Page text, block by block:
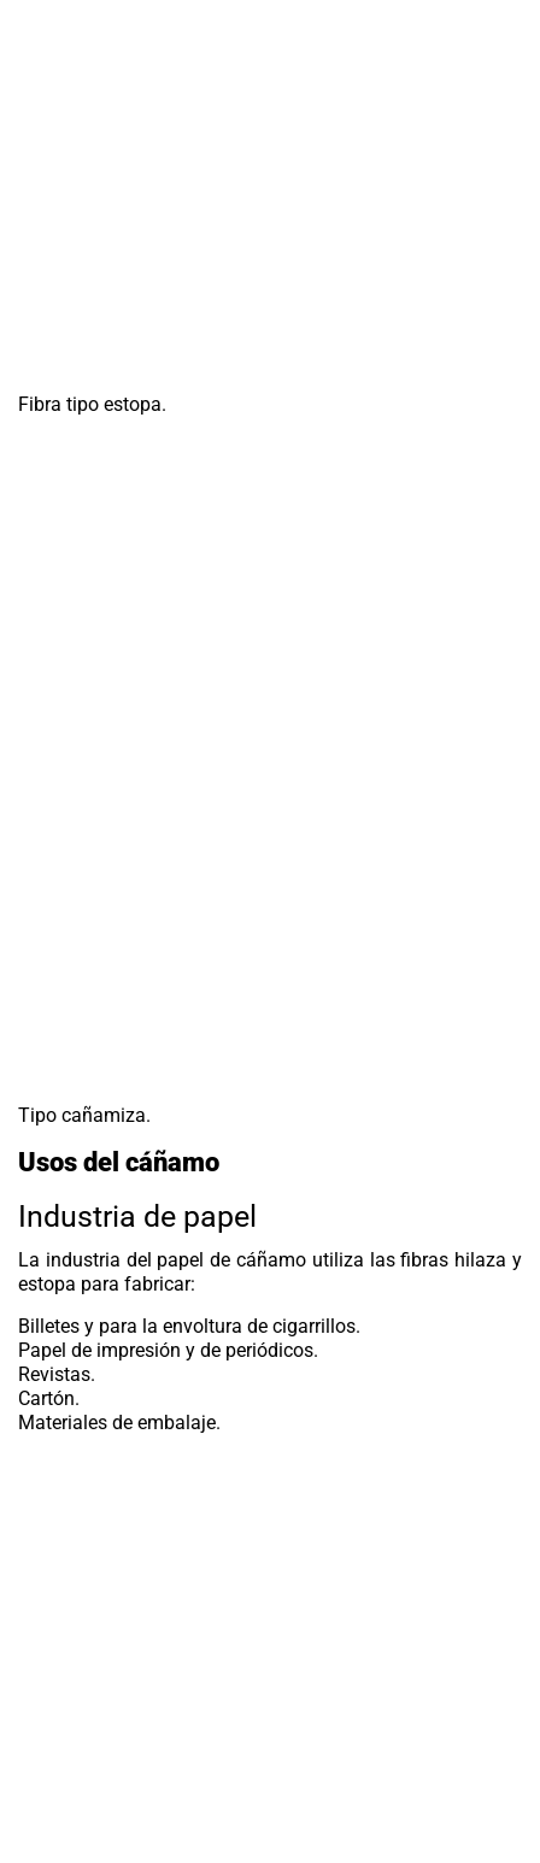
Fibra tipo estopa.
Tipo cañamiza.
Usos del cáñamo
Industria de papel
La industria del papel de cáñamo utiliza las fibras hilaza y
estopa para fabricar:
Billetes y para la envoltura de cigarrillos.
Papel de impresión y de periódicos.
Revistas.
Cartón.
Materiales de embalaje.